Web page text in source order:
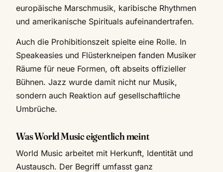
europäische Marschmusik, karibische Rhythmen
und amerikanische Spirituals aufeinandertrafen.
Auch die Prohibitionszeit spielte eine Rolle. In
Speakeasies und Flüsterkneipen fanden Musiker
Räume für neue Formen, oft abseits offizieller
Bühnen. Jazz wurde damit nicht nur Musik,
sondern auch Reaktion auf gesellschaftliche
Umbrüche.
Was World Music eigentlich meint
World Music arbeitet mit Herkunft, Identität und
Austausch. Der Begriff umfasst ganz